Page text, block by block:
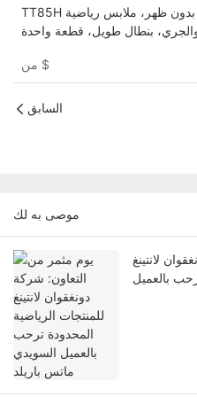
TT85H تصميم جديد بدون ظهر، ملابس رياضية
والجري، بنطال طويل، قطعة واحدة
$
السابق
موصى به لك
لانتينغ
بالعميل